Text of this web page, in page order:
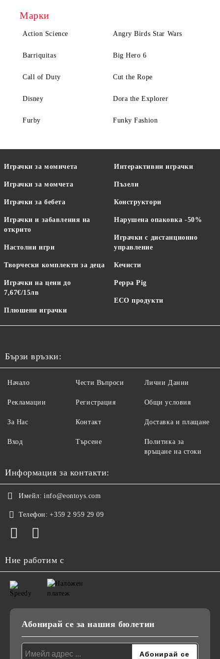
Марки
Action Science Angry Birds Star Wars
Barriquitas Big Hero 6
Call of Duty Cut the Rope
Disney Dora the Explorer
Furby Funky Fashion
Играчки за момичета
Играчки за момчета
Играчки за бебета
Играчки и забавления на
открито
Настолни игри
Творчески комплекти за деца
Играчки на цени до
7,67€/15лв
Плюшени играчки
Интерактивни играчки
Пъзели
Конструктори
Нарушена опаковка -50%
Играчки с дистанционно
управление
Кечисти
Peppa Pig
ECO продукти
Бързи връзки:
Начало
Рекламации
За Нас
Вход
Чести Въпроси
Регистрация
Контакт
Търсене
Лични Данни
Общи условия
Доставка и плащане
Политика за
връщане на стоки
Информация за контакти:
Имейл: info@eontoys.com
Телефон: +359 2 959 29 09
Ние работим с
Абонирай се за нашия бюлетин